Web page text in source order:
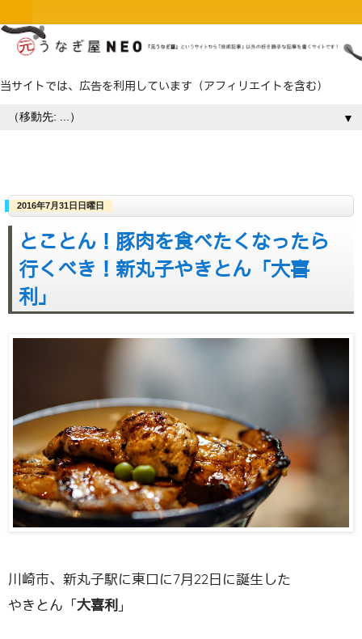
当サイトでは、広告を利用しています（アフィリエイトを含む）
▼
2016年7月31日日曜日
とことん！豚肉を食べたくなったら
行くべき！新丸子やきとん「大喜
利」
川崎市、新丸子駅に東口に7月22日に誕生した
やきとん「大喜利 」